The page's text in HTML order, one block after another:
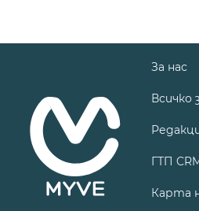
За нас
Всичко
ГТП
Карта